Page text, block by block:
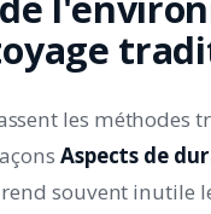
les méthodes
Aspects de
souvent inutile